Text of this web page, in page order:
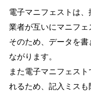
電子マニフェストは
業者が互いにマニフェ
そのため、データを
ながります。
また電子マニフェス
れるため、記入ミスも